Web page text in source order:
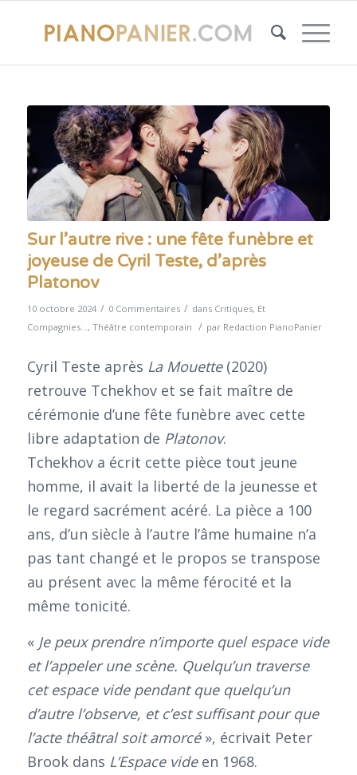
Sur l’autre rive : une fête funèbre et
joyeuse de Cyril Teste, d’après
Platonov
10 octobre 2024 / 0 Commentaires / dans Critiques, Et
Compagnies... , Théâtre contemporain / par Redaction PianoPanier
Cyril Teste après La Mouette(2020)
retrouve Tchekhov et se fait maître de
cérémonie d’une fête funèbre avec cette
libre adaptation de Platonov.
Tchekhov a écrit cette pièce tout jeune
homme, il avait la liberté de la jeunesse et
le regard sacrément acéré. La pièce a 100
ans, d’un siècle à l’autre l’âme humaine n’a
pas tant changé et le propos se transpose
au présent avec la même férocité et la
même tonicité.
« Je peux prendre n’importe quel espace vide
et l’appeler une scène. Quelqu’un traverse
cet espace vide pendant que quelqu’un
d’autre l’observe, et c’est suffisant pour que
l’acte théâtral soit amorcé», écrivait Peter
Brook dans L’Espace videen 1968.